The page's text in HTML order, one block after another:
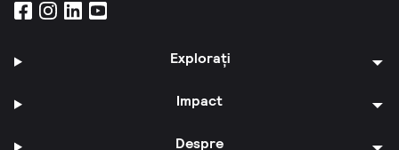
Explorați
Impact
Despre